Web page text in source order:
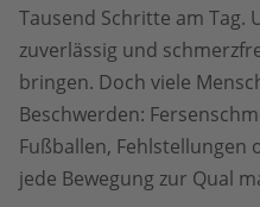
Tausend Schritte am Tag.
zuverlässig und
bringen. Doch viele
Beschwerden:
Fußballen, Fehlstellungen
jede Bewegung zur Qual